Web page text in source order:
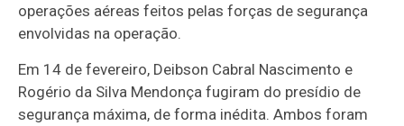
operações aéreas feitos pelas forças de segurança
envolvidas na operação.
Em 14 de fevereiro, Deibson Cabral Nascimento e
Rogério da Silva Mendonça fugiram do presídio de
segurança máxima, de forma inédita. Ambos foram